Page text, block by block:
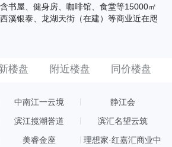
书屋、健身房、咖啡馆、食堂等15000㎡
溪银泰、龙湖天街（在建）等商业近在咫
楼盘 附近楼盘 同价楼盘
中南江一云境 静江会
滨江揽潮誉道 滨汇名望云筑
美睿金座
理想家·红嘉汇商业中